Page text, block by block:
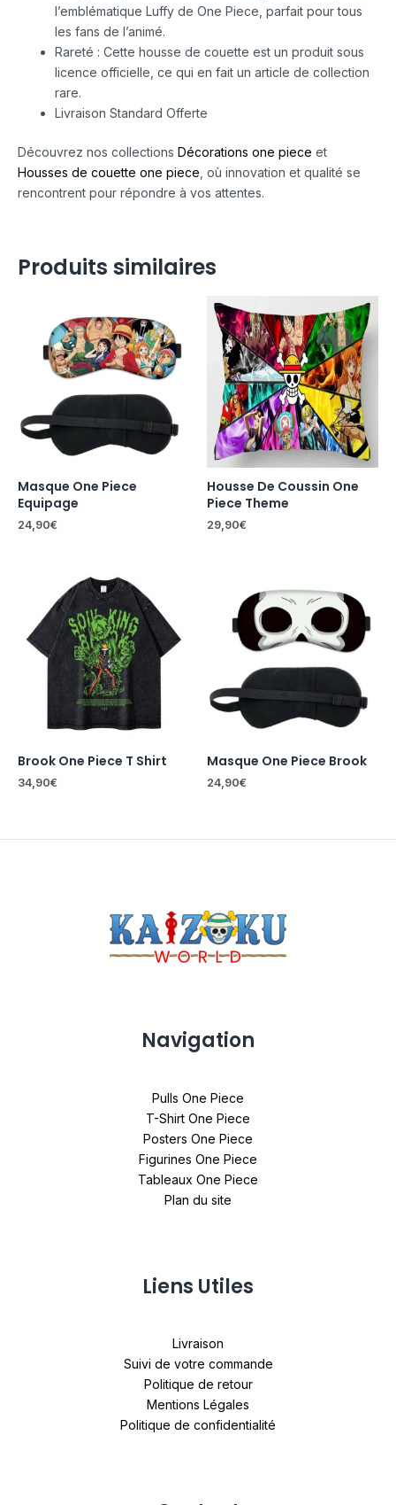
l’emblématique Luffy de One Piece, parfait pour tous
les fans de l’animé.
Rareté : Cette housse de couette est un produit sous
licence officielle, ce qui en fait un article de collection
rare.
Livraison Standard Offerte
Découvrez nos collections Décorations one piece et
Housses de couette one piece , où innovation et qualité se
rencontrent pour répondre à vos attentes.
Produits similaires
Masque One Piece
Equipage
24,90€
Housse De Coussin One
Piece Theme
29,90€
Brook One Piece T Shirt
34,90€
Masque One Piece Brook
24,90€
Navigation
Pulls One Piece
T-Shirt One Piece
Posters One Piece
Figurines One Piece
Tableaux One Piece
Plan du site
Liens Utiles
Livraison
Suivi de votre commande
Politique de retour
Mentions Légales
Politique de confidentialité